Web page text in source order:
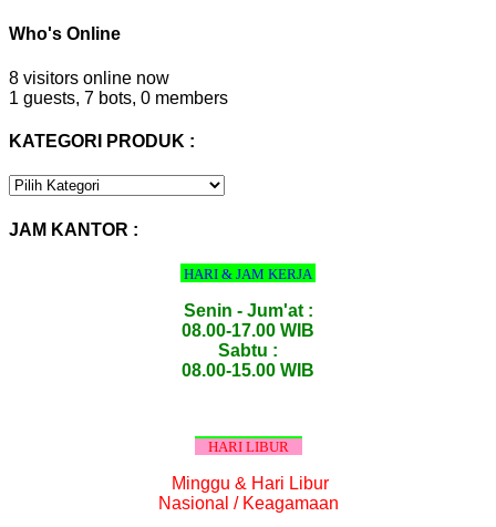
Who's Online
8 visitors online now
1 guests, 7 bots, 0 members
KATEGORI PRODUK :
KATEGORI
JAM KANTOR :
HARI & JAM KERJA
Senin - Jum'at :
08.00-17.00 WIB
Sabtu :
08.00-15.00 WIB
HARI LIBUR
Minggu & Hari Libur
Nasional / Keagamaan